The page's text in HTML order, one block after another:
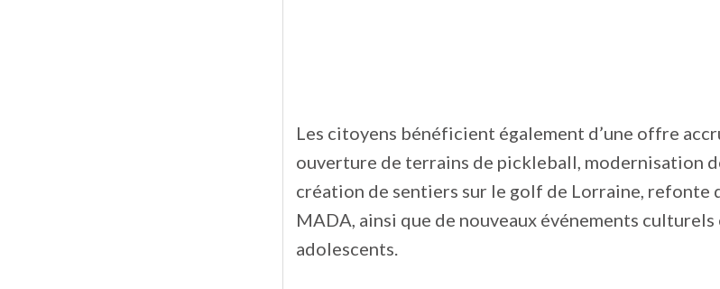
Les citoyens bénéficient également d’une offre
ouverture de terrains de pickleball, modernisation
création de sentiers sur le golf de Lorraine, refonte
MADA, ainsi que de nouveaux événements
adolescents.